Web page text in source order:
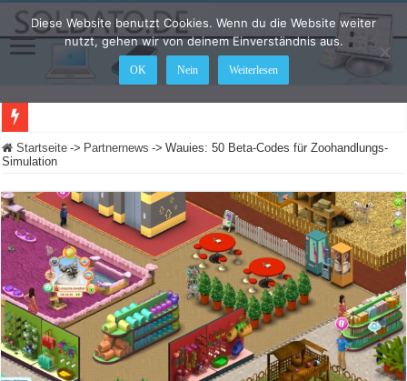
LEGO Star Wars: Die Skywalker Saga – Hier sind alle Cheat Codes für das Spiel
Startseite -> Partnernews -> Wauies: 50 Beta-Codes für Zoohandlungs-
Simulation
Diese Website benutzt Cookies. Wenn du die Website weiter
nutzt, gehen wir von deinem Einverständnis aus.
OK Nein Weiterlesen